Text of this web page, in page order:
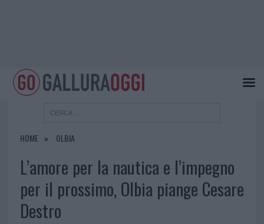
HOME OLBIA
L’amore per la nautica e l’impegno
per il prossimo, Olbia piange Cesare
Destro